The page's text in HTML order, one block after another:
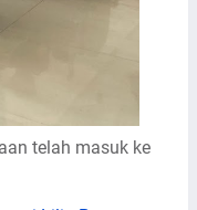
telah masuk ke